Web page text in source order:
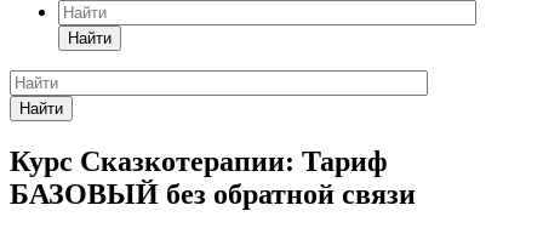
Найти
Найти
Курс Сказкотерапии: Тариф
БАЗОВЫЙ без обратной связи